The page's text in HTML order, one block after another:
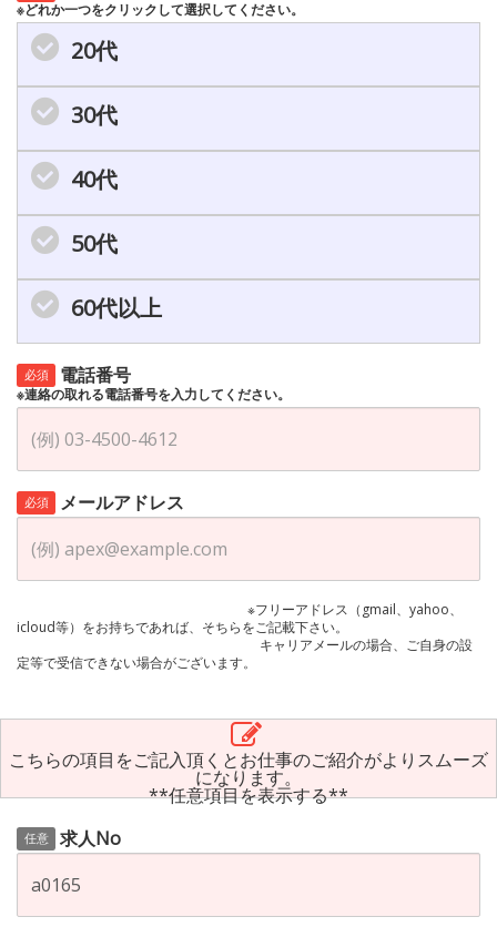
※どれか一つをクリックして選択してください。
20代
30代
40代
50代
60代以上
必須 電話番号
※連絡の取れる電話番号を入力してください。
必須 メールアドレス
※フリーアドレス（gmail、yahoo、
icloud等）をお持ちであれば、そちらをご記載下さい。
キャリアメールの場合、ご自身の設
定等で受信できない場合がございます。
こちらの項目をご記入頂くとお仕事のご紹介がよりスムーズ
になります。
**任意項目を表示する**
任意 求人No